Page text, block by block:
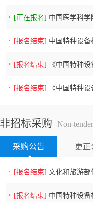
[正在报名] 中国医学科
[报名结束] 中国特种设
[报名结束] 《中国特种
[报名结束] 《中国特种
非招标采购 Non-
采购公告 更正
[报名结束] 文化和旅游部
[报名结束] 中国特种设